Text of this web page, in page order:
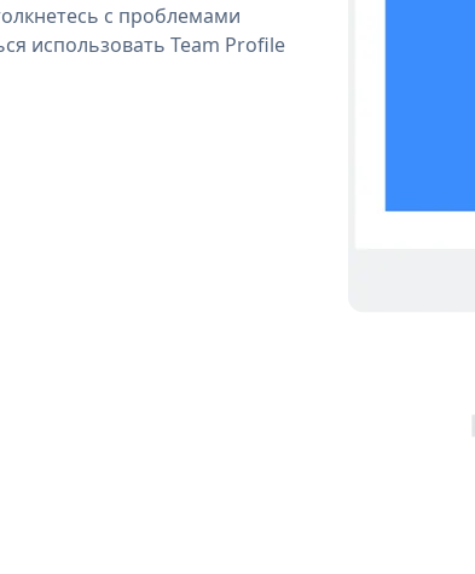
с проблемами
использовать Team Profile